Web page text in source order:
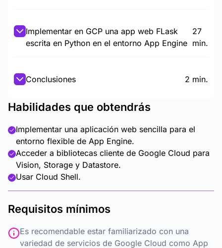
Implementar en GCP una app web FLask
escrita en Python en el entorno App Engine
27
min.
Conclusiones 2 min.
Habilidades que obtendrás
Implementar una aplicación web sencilla para el
entorno flexible de App Engine.
Acceder a bibliotecas cliente de Google Cloud para
Vision, Storage y Datastore.
Usar Cloud Shell.
Requisitos mínimos
Es recomendable estar familiarizado con una
variedad de servicios de Google Cloud como App